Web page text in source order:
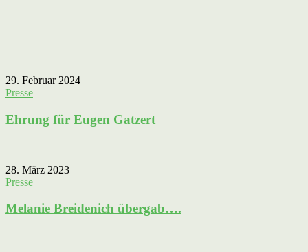
29. Februar 2024
Presse
Ehrung für Eugen Gatzert
28. März 2023
Presse
Melanie Breidenich übergab….